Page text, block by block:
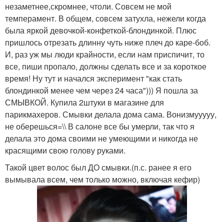
незаметнее,скромнее, чтоли. Совсем не мой
темперамент. В общем, совсем затухла, нежели когда
была яркой девочкой-конфеткой-блондинкой. Плюс
пришлось отрезать длинну чуть ниже плеч до каре-боб.
И, раз уж мы люди крайности, если нам приспичит, то
все, пиши пропало, должны сделать все и за короткое
время! Ну тут и начался эксперимент "как стать
блондинкой менее чем через 24 часа"))) Я пошла за
СМЫВКОЙ. Купила 2штуки в магазине для
парикмахеров. Смывки делала дома сама. Вонизмууууу,
не оберешься=\\ В салоне все бы умерли, так что я
делала это дома своими не умеющими и никогда не
красящими свою голову руками.
Такой цвет волос был ДО смывки.(п.с. ранее я его
вымывала всем, чем только можно, включая кефир)